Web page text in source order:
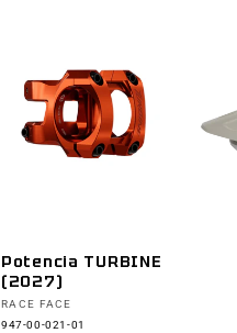
Potencia TURBINE
(2027)
Proveedor:
RACE FACE
947-00-021-01